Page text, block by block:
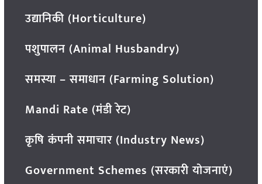
उद्यानिकी (Horticulture)
पशुपालन (Animal Husbandry)
समस्या – समाधान (Farming Solution)
Mandi Rate (मंडी रेट)
कृषि कंपनी समाचार (Industry News)
Government Schemes (सरकारी योजनाएं)